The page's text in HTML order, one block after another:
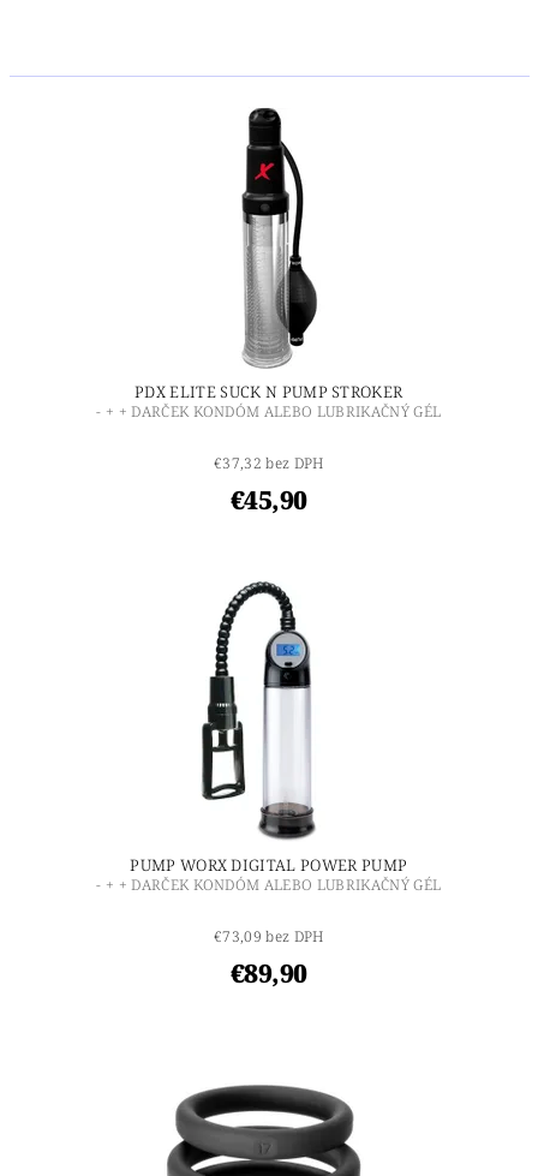
PDX ELITE SUCK N PUMP STROKER
- + + DARČEK KONDÓM ALEBO LUBRIKAČNÝ GÉL
€37,32 bez DPH
€45,90
PUMP WORX DIGITAL POWER PUMP
- + + DARČEK KONDÓM ALEBO LUBRIKAČNÝ GÉL
€73,09 bez DPH
€89,90